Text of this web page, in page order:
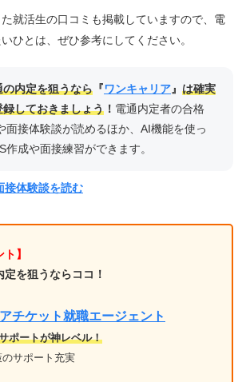
就活生の口コミも掲載していますので、電
ひとは、ぜひ参考にしてください。
の内定を狙うなら 『 ワンキャリア 』 は確実
録しておきましょう ！ 電通内定者の合格
面接体験談が読めるほか、AI機能を使っ
作成や面接練習ができます。
接体験談を読む
】
を狙うならココ！
チケット就職エージェント
ポートが神レベル！
サポート充実